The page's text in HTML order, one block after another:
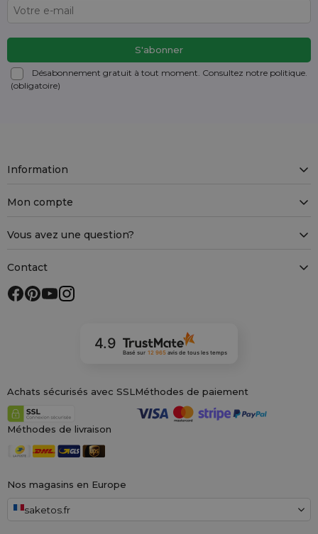
Désabonnement gratuit à tout moment. Consultez notre politique.
(obligatoire)
Nos magasins en Europe
saketos.fr
Information
Mon compte
Vous avez une question?
Contact
4.9
Basé sur 12 965avis de tous les temps
Achats sécurisés avec SSL Méthodes de paiement
Méthodes de livraison